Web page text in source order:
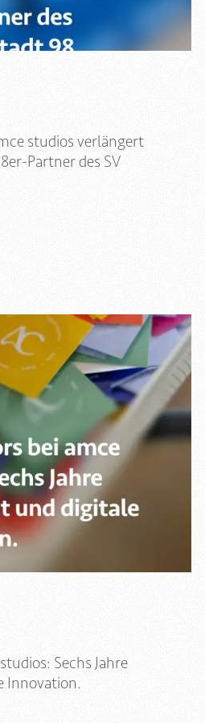
studios verlängert
Partner des SV
Sechs Jahre
Innovation.